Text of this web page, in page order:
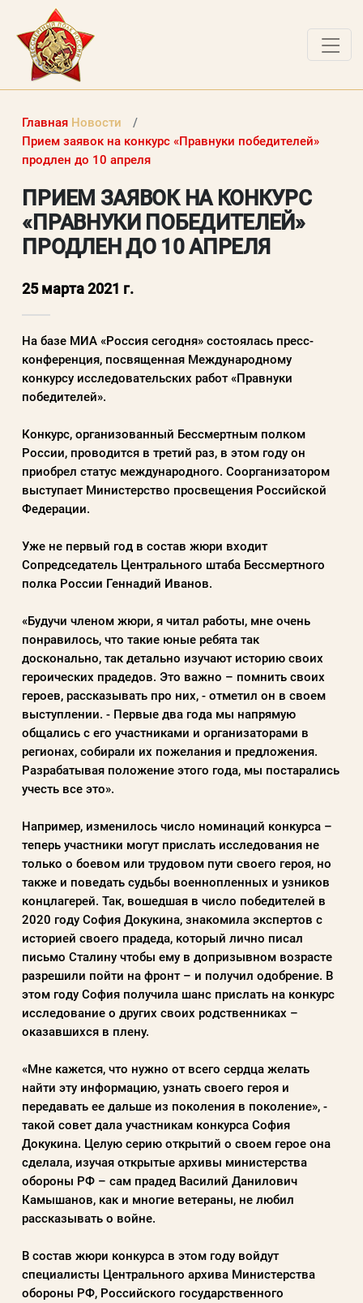
О ПРОЕКТЕ
РАБОТЫ ПОБЕДИТЕЛЕЙ
ВОПРОСЫ
Логин (электронная почта)
Заполняя данную форму вы соглашаетесь с
политикой конфиденциальности
ВОЙТИ
Регистрация Забыли пароль?
Главная Новости
Прием заявок на конкурс «Правнуки победителей»
продлен до 10 апреля
ПРИЕМ ЗАЯВОК НА КОНКУРС
«ПРАВНУКИ ПОБЕДИТЕЛЕЙ»
ПРОДЛЕН ДО 10 АПРЕЛЯ
25 марта 2021 г.
На базе МИА «Россия сегодня» состоялась пресс-
конференция, посвященная Международному
конкурсу исследовательских работ «Правнуки
победителей».
Конкурс, организованный Бессмертным полком
России, проводится в третий раз, в этом году он
приобрел статус международного. Соорганизатором
выступает Министерство просвещения Российской
Федерации.
Уже не первый год в состав жюри входит
Сопредседатель Центрального штаба Бессмертного
полка России Геннадий Иванов.
«Будучи членом жюри, я читал работы, мне очень
понравилось, что такие юные ребята так
досконально, так детально изучают историю своих
героических прадедов. Это важно – помнить своих
героев, рассказывать про них, - отметил он в своем
выступлении. - Первые два года мы напрямую
общались с его участниками и организаторами в
регионах, собирали их пожелания и предложения.
Разрабатывая положение этого года, мы постарались
учесть все это».
Например, изменилось число номинаций конкурса –
теперь участники могут прислать исследования не
только о боевом или трудовом пути своего героя, но
также и поведать судьбы военнопленных и узников
концлагерей. Так, вошедшая в число победителей в
2020 году София Докукина, знакомила экспертов с
историей своего прадеда, который лично писал
письмо Сталину чтобы ему в допризывном возрасте
разрешили пойти на фронт – и получил одобрение. В
этом году София получила шанс прислать на конкурс
исследование о других своих родственниках –
оказавшихся в плену.
«Мне кажется, что нужно от всего сердца желать
найти эту информацию, узнать своего героя и
передавать ее дальше из поколения в поколение», -
такой совет дала участникам конкурса София
Докукина. Целую серию открытий о своем герое она
сделала, изучая открытые архивы министерства
обороны РФ – сам прадед Василий Данилович
Камышанов, как и многие ветераны, не любил
рассказывать о войне.
В состав жюри конкурса в этом году войдут
специалисты Центрального архива Министерства
обороны РФ, Российского государственного